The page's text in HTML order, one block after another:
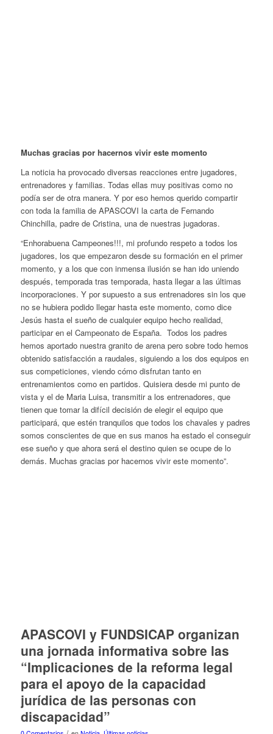
Muchas gracias por hacernos vivir este momento
La noticia ha provocado diversas reacciones entre jugadores,
entrenadores y familias. Todas ellas muy positivas como no
podía ser de otra manera. Y por eso hemos querido compartir
con toda la familia de APASCOVI la carta de Fernando
Chinchilla, padre de Cristina, una de nuestras jugadoras.
“Enhorabuena Campeones!!!, mi profundo respeto a todos los
jugadores, los que empezaron desde su formación en el primer
momento, y a los que con inmensa ilusión se han ido uniendo
después, temporada tras temporada, hasta llegar a las últimas
incorporaciones. Y por supuesto a sus entrenadores sin los que
no se hubiera podido llegar hasta este momento, como dice
Jesús hasta el sueño de cualquier equipo hecho realidad,
participar en el Campeonato de España. Todos los padres
hemos aportado nuestra granito de arena pero sobre todo hemos
obtenido satisfacción a raudales, siguiendo a los dos equipos en
sus competiciones, viendo cómo disfrutan tanto en
entrenamientos como en partidos. Quisiera desde mi punto de
vista y el de Maria Luisa, transmitir a los entrenadores, que
tienen que tomar la difícil decisión de elegir el equipo que
participará, que estén tranquilos que todos los chavales y padres
somos conscientes de que en sus manos ha estado el conseguir
ese sueño y que ahora será el destino quien se ocupe de lo
demás. Muchas gracias por hacernos vivir este momento”.
APASCOVI y FUNDSICAP organizan
una jornada informativa sobre las
“Implicaciones de la reforma legal
para el apoyo de la capacidad
jurídica de las personas con
discapacidad”